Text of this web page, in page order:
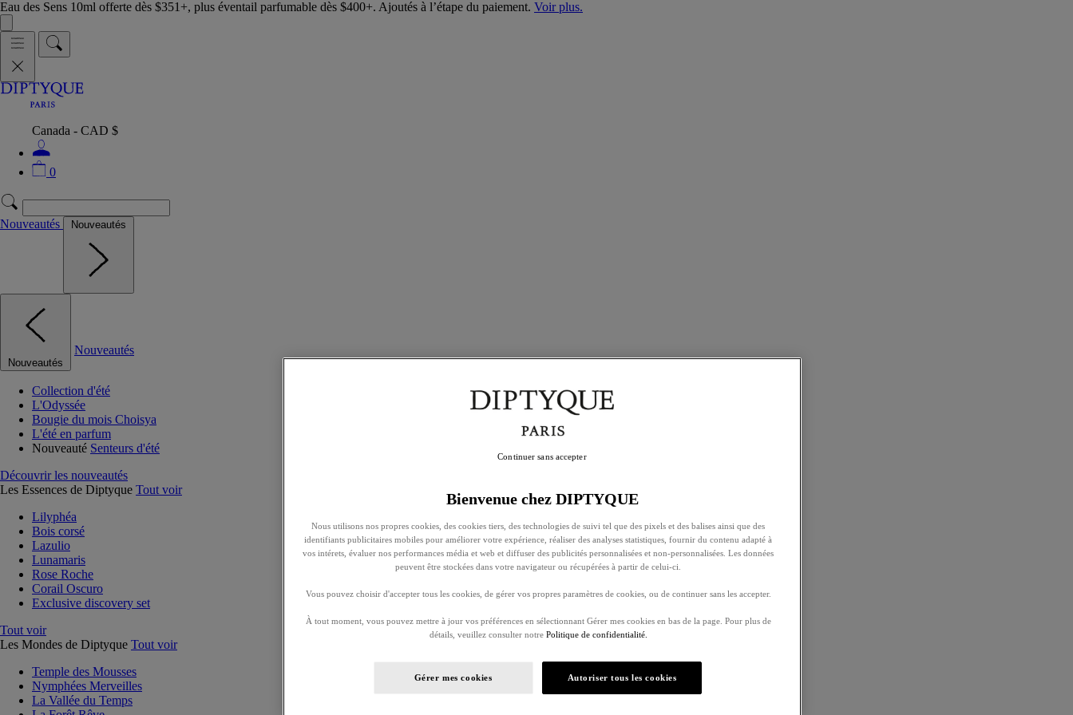
Eau des Sens 10ml offerte dès $351+, plus éventail parfumable dès $400+. Ajoutés à l’étape du paiement. Voir plus.
Canada - CAD $
0
Nouveautés Nouveautés
Nouveautés
Nouveautés
Collection d'été
L'Odyssée
Bougie du mois Choisya
L'été en parfum
Nouveauté Senteurs d'été
Découvrir les nouveautés
Les Essences de Diptyque Tout voir
Lilyphéa
Bois corsé
Lazulio
Lunamaris
Rose Roche
Corail Oscuro
Exclusive discovery set
Tout voir
Les Mondes de Diptyque Tout voir
Temple des Mousses
Nymphées Merveilles
La Vallée du Temps
Bienvenue chez DIPTYQUE
Nous utilisons nos propres cookies, des cookies tiers, des technologies de suivi tel que des pixels et des balises ainsi que des
identifiants publicitaires mobiles pour améliorer votre expérience, réaliser des analyses statistiques, fournir du contenu adapté à
vos intérets, évaluer nos performances média et web et diffuser des publicités personnalisées et non-personnalisées. Les données
peuvent être stockées dans votre navigateur ou récupérées à partir de celui-ci.
Vous pouvez choisir d'accepter tous les cookies, de gérer vos propres paramètres de cookies, ou de continuer sans les accepter.
À tout moment, vous pouvez mettre à jour vos préférences en sélectionnant Gérer mes cookies en bas de la page. Pour plus de
détails, veuillez consulter notre Politique de confidentialité.
Gérer mes cookies Autoriser tous les cookies
Continuer sans accepter